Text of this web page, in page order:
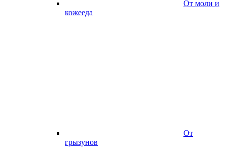
От моли и
кожееда
От
грызунов